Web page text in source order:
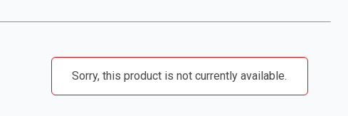
Sorry, this product is not currently available.